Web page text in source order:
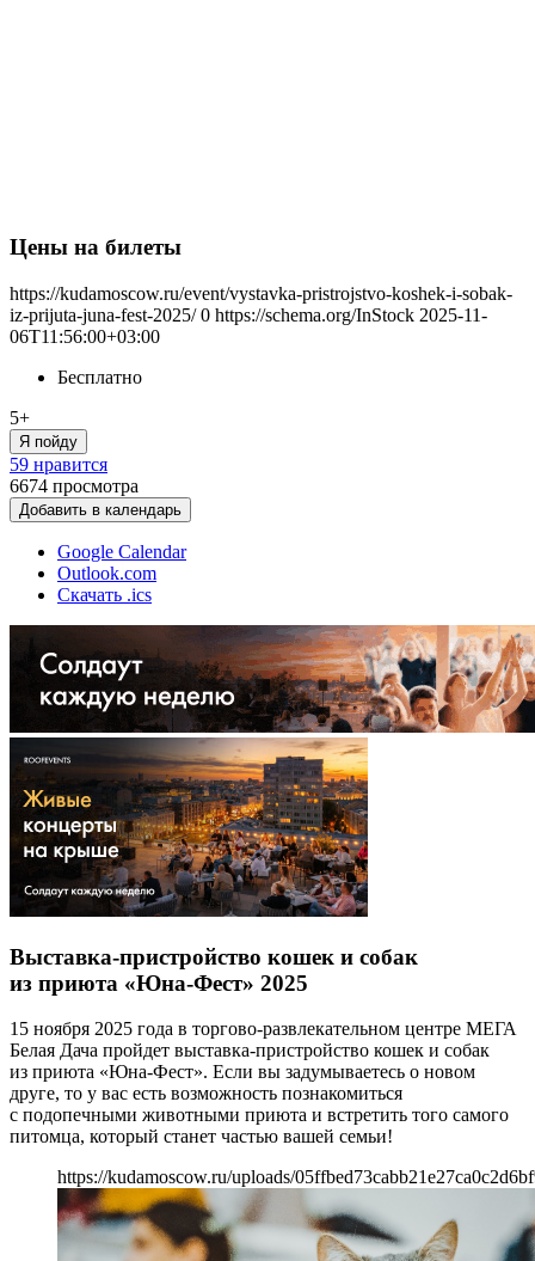
Цены на билеты
https://kudamoscow.ru/event/vystavka-pristrojstvo-koshek-i-sobak-
iz-prijuta-juna-fest-2025/ 0 https://schema.org/InStock 2025-11-
06T11:56:00+03:00
Бесплатно
5+
Я пойду
59 нравится
6674 просмотра
Добавить в календарь
Google Calendar
Outlook.com
Скачать .ics
Выставка-пристройство кошек и собак
из приюта «Юна-Фест» 2025
15 ноября 2025 года в торгово-развлекательном центре МЕГА
Белая Дача пройдет выставка-пристройство кошек и собак
из приюта «Юна-Фест». Если вы задумываетесь о новом
друге, то у вас есть возможность познакомиться
с подопечными животными приюта и встретить того самого
питомца, который станет частью вашей семьи!
https://kudamoscow.ru/uploads/